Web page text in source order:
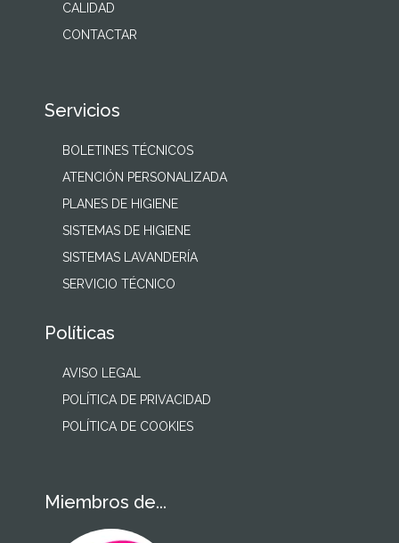
CALIDAD
CONTACTAR
Servicios
BOLETINES TÉCNICOS
ATENCIÓN PERSONALIZADA
PLANES DE HIGIENE
SISTEMAS DE HIGIENE
SISTEMAS LAVANDERÍA
SERVICIO TÉCNICO
Políticas
AVISO LEGAL
POLÍTICA DE PRIVACIDAD
POLÍTICA DE COOKIES
Miembros de...